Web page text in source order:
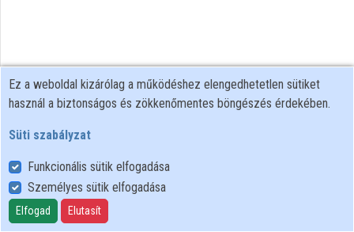
Felhasználói szabályzat
Adatkezelési tájékoztató
Süti szabályzat
Ez a weboldal kizárólag a működéshez elengedhetetlen sütiket
használ a biztonságos és zökkenőmentes böngészés érdekében.
Süti szabályzat
Funkcionális sütik elfogadása
Személyes sütik elfogadása
Elfogad Elutasít